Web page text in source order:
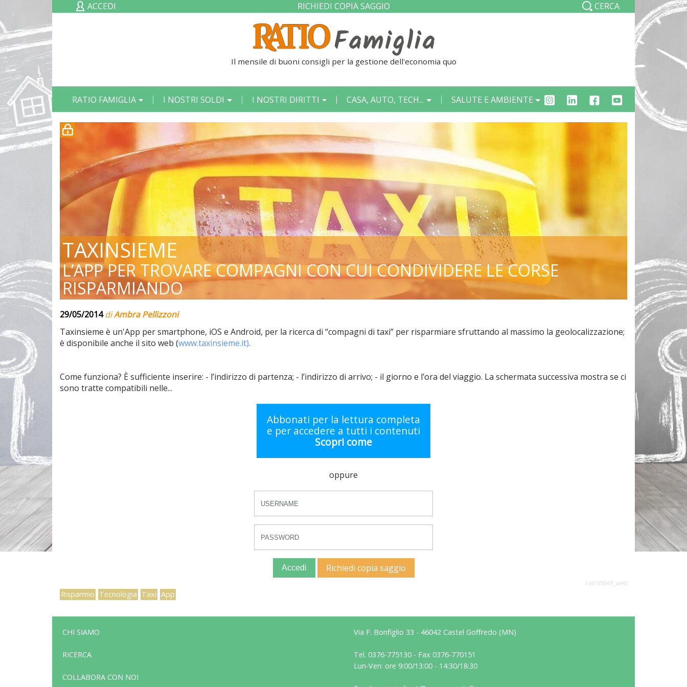
ACCEDI RICHIEDI COPIA SAGGIO CERCA
Il mensile di buoni consigli per la gestione dell'economia quotidian
RATIO FAMIGLIA I NOSTRI SOLDI I NOSTRI DIRITTI CASA, AUTO, TECH... SALUTE E AMBIENTE
TAXINSIEME
L’APP PER TROVARE COMPAGNI CON CUI CONDIVIDERE LE CORSE
RISPARMIANDO
29/05/2014diAmbra Pellizzoni
Taxinsieme è un'App per smartphone, iOS e Android, per la ricerca di “compagni di taxi” per risparmiare sfruttando al massimo la geolocalizzazione;
è disponibile anche il sito web (www.taxinsieme.it).
Come funziona? È sufficiente inserire: - l’indirizzo di partenza; - l’indirizzo di arrivo; - il giorno e l’ora del viaggio. La schermata successiva mostra se ci
sono tratte compatibili nelle...
Abbonati per la lettura completa
e per accedere a tutti i contenuti
Scopri come
oppure
Accedi Richiedi copia saggio
rati10049_web
Risparmio Tecnologia Taxi App
CHI SIAMO
RICERCA
COLLABORA CON NOI
Via F. Bonfiglio 33 - 46042 Castel Goffredo (MN)
Tel. 0376-775130 - Fax 0376-770151
Lun-Ven: ore 9:00/13:00 - 14:30/18:30